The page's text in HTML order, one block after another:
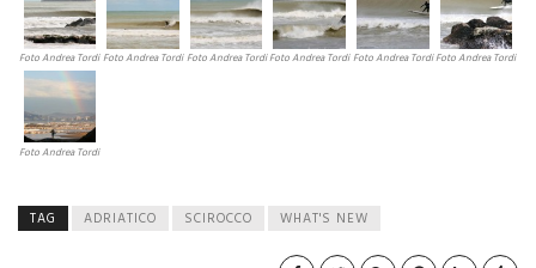
Foto Andrea TordiFoto Andrea Tordi Foto Andrea TordiFoto Andrea Tordi Foto Andrea TordiFoto Andrea Tordi
Foto Andrea Tordi
TAG ADRIATICO SCIROCCO WHAT'S NEW